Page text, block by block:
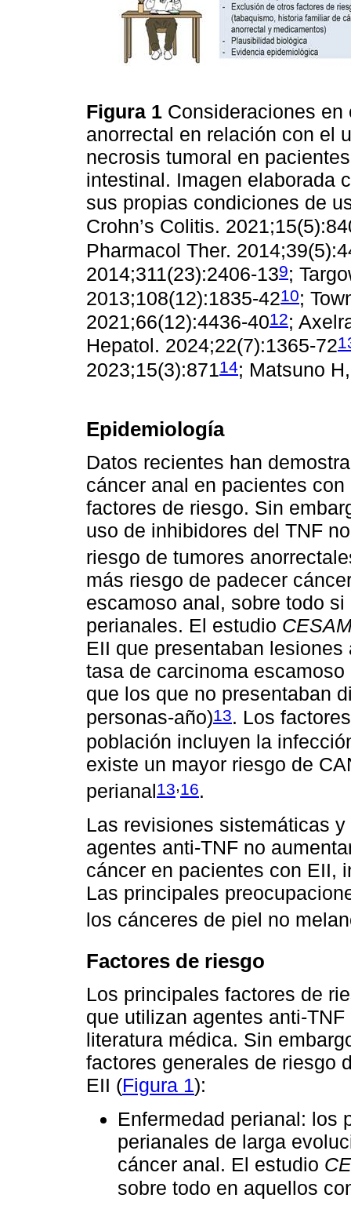
Figura 1 Consideraciones
anorrectal en relación con el
necrosis tumoral en
intestinal. Imagen elaborada
sus propias condiciones de
Crohn’s Colitis.
Pharmacol Ther.
2014;311(23):2406-139;
2013;108(12):1835-4210;
2021;66(12):4436-4012;
Hepatol. 2024;22(7):1365-72
2023;15(3):87114; Matsuno
Epidemiología
Datos recientes han
cáncer anal en pacientes
factores de riesgo. Sin
uso de inhibidores del TNF
riesgo de tumores
más riesgo de padecer
escamoso anal, sobre todo
perianales. El estudio
EII que presentaban
tasa de carcinoma
que los que no presentaban
personas-año)13. Los
población incluyen la
existe un mayor riesgo de
perianal13,16.
Las revisiones sistemáticas
agentes anti-TNF no
cáncer en pacientes con EII,
Las principales
los cánceres de piel no
Factores de riesgo
Los principales factores de
que utilizan agentes anti-
literatura médica. Sin
factores generales de riesgo
EII (Figura 1):
Enfermedad perianal: los
perianales de larga
cáncer anal. El estudio
sobre todo en aquellos